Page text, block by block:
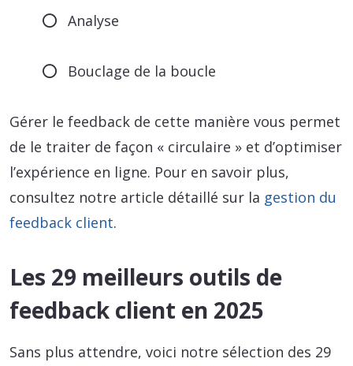
Analyse
Bouclage de la boucle
Gérer le feedback de cette manière vous permet
de le traiter de façon « circulaire » et d’optimiser
l’expérience en ligne. Pour en savoir plus,
consultez notre article détaillé sur la gestion du
feedback client.
Les 29 meilleurs outils de
feedback client en 2025
Sans plus attendre, voici notre sélection des 29